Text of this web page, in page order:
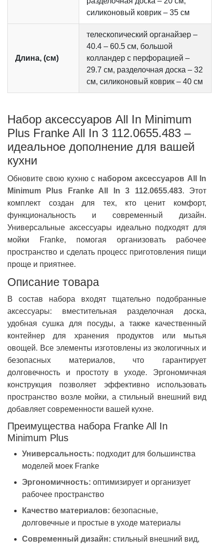
силиконовый коврик – 35 см
Длина, (см)
телескопический органайзер –
40.4 – 60.5 см, большой
колландер с перфорацией –
29.7 см, разделочная доска – 32
см, силиконовый коврик – 40 см
Набор аксессуаров All In Minimum
Plus Franke All In 3 112.0655.483 –
идеальное дополнение для вашей
кухни
Обновите свою кухню с набором аксессуаров All In
Minimum Plus Franke All In 3 112.0655.483. Этот
комплект создан для тех, кто ценит комфорт,
функциональность и современный дизайн.
Универсальные аксессуары идеально подходят для
мойки Franke, помогая организовать рабочее
пространство и сделать процесс приготовления пищи
проще и приятнее.
Описание товара
В состав набора входят тщательно подобранные
аксессуары: вместительная разделочная доска,
удобная сушка для посуды, а также качественный
контейнер для хранения продуктов или мытья
овощей. Все элементы изготовлены из экологичных и
безопасных материалов, что гарантирует
долговечность и простоту в уходе. Эргономичная
конструкция позволяет эффективно использовать
пространство возле мойки, а стильный внешний вид
добавляет современности вашей кухне.
Преимущества набора Franke All In
Minimum Plus
Универсальность: подходит для большинства
моделей моек Franke
Эргономичность: оптимизирует и организует
рабочее пространство
Качество материалов: безопасные,
долговечные и простые в уходе материалы
Современный дизайн: стильный внешний вид,